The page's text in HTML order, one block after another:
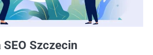
Szczecin